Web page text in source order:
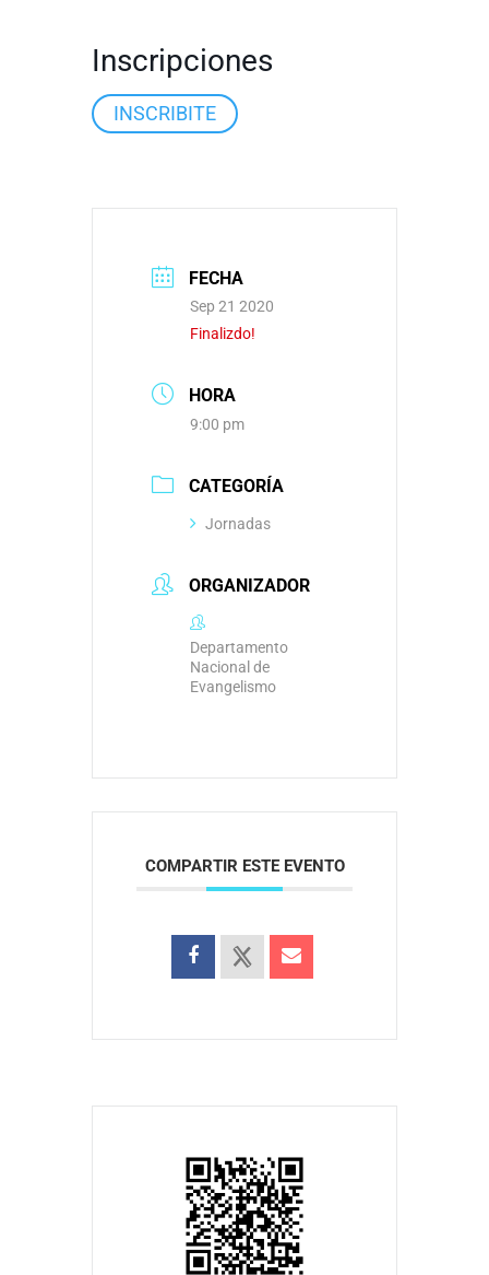
Inscripciones
INSCRIBITE
FECHA
Sep 21 2020
Finalizdo!
HORA
9:00 pm
CATEGORÍA
Jornadas
ORGANIZADOR
Departamento
Nacional de
Evangelismo
COMPARTIR ESTE EVENTO